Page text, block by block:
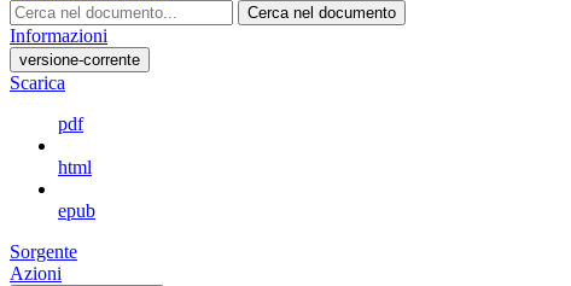
Cerca nel documento
Informazioni
versione-corrente
Scarica
pdf
html
epub
Sorgente
Azioni